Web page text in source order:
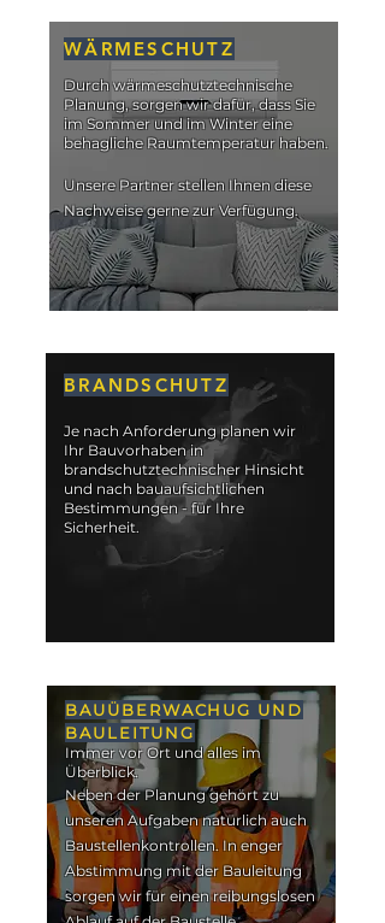
Durch wärmeschutztechnische
Planung, sorgen wir dafür, dass Sie
im Sommer und im Winter eine
behagliche Raumtemperatur haben.
Unsere Partner stellen Ihnen diese
Nachweise gerne zur Verfügung.
WÄRMESCHUTZ
Je nach Anforderung planen wir
Ihr Bauvorhaben in
brandschutztechnischer Hinsicht
und nach bauaufsichtlichen
Bestimmungen - für Ihre
Sicherheit.
BRANDSCHUTZ
Immer vor Ort und alles im
Überblick.
Neben der Planung gehört zu
unseren Aufgaben natürlich auch
Baustellenkontrollen. In enger
Abstimmung mit der Bauleitung
sorgen wir für einen reibungslosen
BAUÜBERWACHUG UND
BAULEITUNG